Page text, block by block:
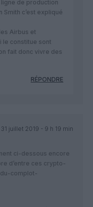
de production
Smith c’est expliqué
Airbus et
le constitue sont
fait donc vivre des
RÉPONDRE
31 juillet 2019 - 9 h 19 min
ci-dessous encore
d’entre ces crypto-
complot-